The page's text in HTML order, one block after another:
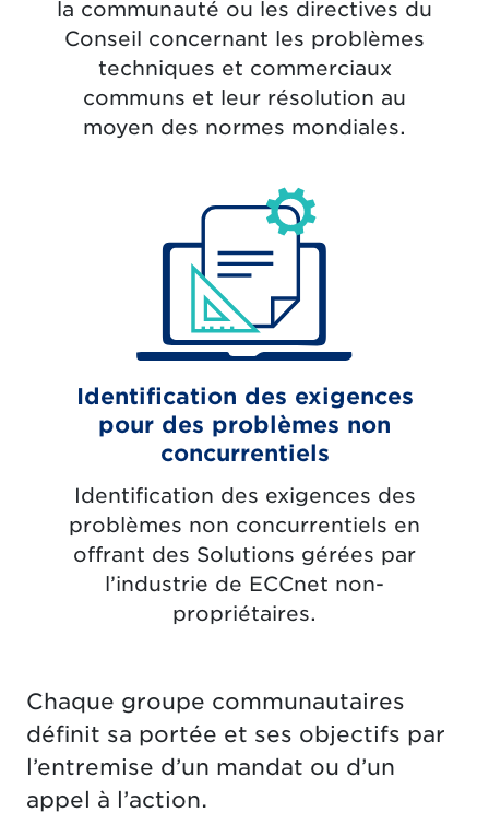
la communauté ou les directives du
Conseil concernant les problèmes
techniques et commerciaux
communs et leur résolution au
moyen des normes mondiales.
Identification des exigences
pour des problèmes non
concurrentiels
Identification des exigences des
problèmes non concurrentiels en
offrant des Solutions gérées par
l’industrie de ECCnet non-
propriétaires.
Chaque groupe communautaires
définit sa portée et ses objectifs par
l’entremise d’un mandat ou d’un
appel à l’action.